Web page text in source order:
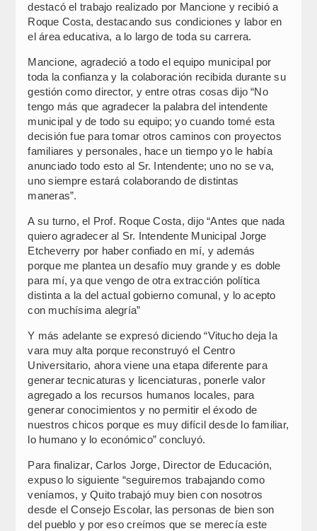
destacó el trabajo realizado por Mancione y recibió a
Roque Costa, destacando sus condiciones y labor en
el área educativa, a lo largo de toda su carrera.
Mancione, agradeció a todo el equipo municipal por
toda la confianza y la colaboración recibida durante su
gestión como director, y entre otras cosas dijo “No
tengo más que agradecer la palabra del intendente
municipal y de todo su equipo; yo cuando tomé esta
decisión fue para tomar otros caminos con proyectos
familiares y personales, hace un tiempo yo le había
anunciado todo esto al Sr. Intendente; uno no se va,
uno siempre estará colaborando de distintas
maneras”.
A su turno, el Prof. Roque Costa, dijo “Antes que nada
quiero agradecer al Sr. Intendente Municipal Jorge
Etcheverry por haber confiado en mí, y además
porque me plantea un desafío muy grande y es doble
para mí, ya que vengo de otra extracción política
distinta a la del actual gobierno comunal, y lo acepto
con muchísima alegría”
Y más adelante se expresó diciendo “Vitucho deja la
vara muy alta porque reconstruyó el Centro
Universitario, ahora viene una etapa diferente para
generar tecnicaturas y licenciaturas, ponerle valor
agregado a los recursos humanos locales, para
generar conocimientos y no permitir el éxodo de
nuestros chicos porque es muy difícil desde lo familiar,
lo humano y lo económico” concluyó.
Para finalizar, Carlos Jorge, Director de Educación,
expuso lo siguiente “seguiremos trabajando como
veníamos, y Quito trabajó muy bien con nosotros
desde el Consejo Escolar, las personas de bien son
del pueblo y por eso creímos que se merecía este